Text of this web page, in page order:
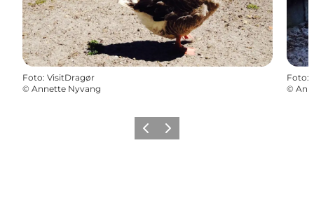
Foto: VisitDragør
© Annette Nyvang
Foto:
©
Forrige billede
Næste billede